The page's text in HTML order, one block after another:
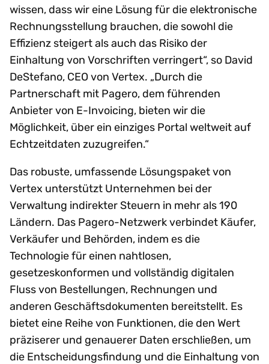
wissen, dass wir eine Lösung für die elektronische
Rechnungsstellung brauchen, die sowohl die
Effizienz steigert als auch das Risiko der
Einhaltung von Vorschriften verringert“, so David
DeStefano, CEO von Vertex. „Durch die
Partnerschaft mit Pagero, dem führenden
Anbieter von E-Invoicing, bieten wir die
Möglichkeit, über ein einziges Portal weltweit auf
Echtzeitdaten zuzugreifen.“
Das robuste, umfassende Lösungspaket von
Vertex unterstützt Unternehmen bei der
Verwaltung indirekter Steuern in mehr als 190
Ländern. Das Pagero-Netzwerk verbindet Käufer,
Verkäufer und Behörden, indem es die
Technologie für einen nahtlosen,
gesetzeskonformen und vollständig digitalen
Fluss von Bestellungen, Rechnungen und
anderen Geschäftsdokumenten bereitstellt. Es
bietet eine Reihe von Funktionen, die den Wert
präziserer und genauerer Daten erschließen, um
die Entscheidungsfindung und die Einhaltung von